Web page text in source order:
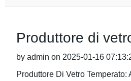
Produttore di
by admin on 2025-01-16
Produttore Di Vetro